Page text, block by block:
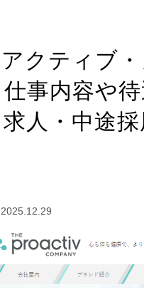
クティブ
仕事内容や
人・中途